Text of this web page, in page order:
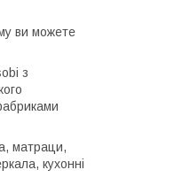
ви можете
з
матраци,
кухонні